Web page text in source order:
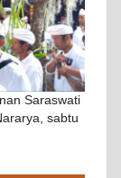
Saraswati
sabtu